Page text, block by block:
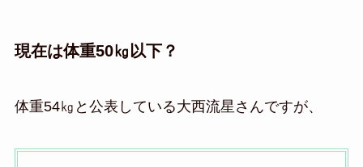
現在は体重50㎏以下？
体重54㎏と公表している大西流星さんですが、